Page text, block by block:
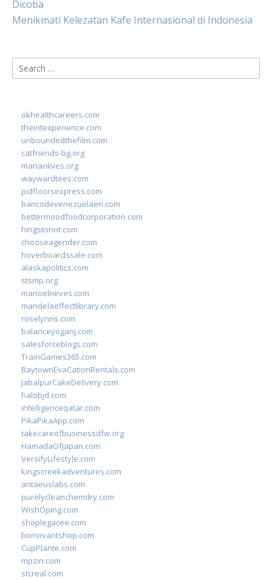
Dicoba
Menikmati Kelezatan Kafe Internasional di Indonesia
Search
for:
okhealthcareers.com
theintexperience.com
unboundedthefilm.com
catfriends-bg.org
marianlives.org
waywardtees.com
pidfloorsexpress.com
bancodevenezuelaen.com
bettermoodfoodcorporation.com
hingstonnt.com
chooseagender.com
hoverboardssale.com
alaskapolitics.com
stsmp.org
manoelneves.com
mandelaeffectlibrary.com
roselynns.com
balanceyoganj.com
salesforceblogs.com
TrainGames365.com
BaytownEvaCationRentals.com
JabalpurCakeDelivery.com
halobjd.com
intelligenceqatar.com
PikaPikaApp.com
takecareofbusinessdfw.org
HamadaOfJapan.com
VersifyLifestyle.com
kingscreekadventures.com
antaeuslabs.com
purelycleanchemdry.com
WishOping.com
shoplegacee.com
bonvivantshop.com
CupPlante.com
mpzin.com
stcreal.com